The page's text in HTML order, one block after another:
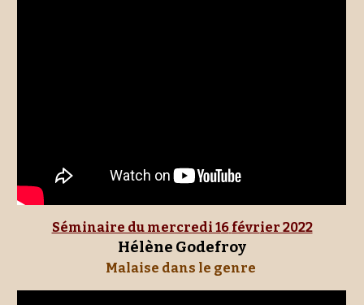
Séminaire du mercredi 16 février 2022
Hélène Godefroy
Malaise dans le genre